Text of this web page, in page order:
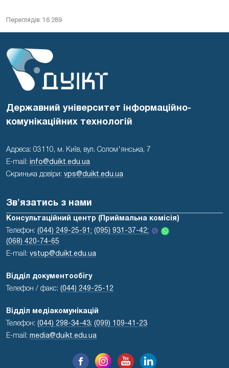
Переглядів: 16 289
Державний університет інформаційно-
комунікаційних технологій
Адреса: 03110, м. Київ, вул. Солом'янська, 7
E-mail:
info@duikt.edu.ua
Скринька довіри: vps@duikt.edu.ua
Зв'язатись з нами
Консультаційний центр (Приймальна комісія)
Телефон: (044) 249-25-91; (095) 931-37-42;
(068) 420-74-65
E-mail: vstup@duikt.edu.ua
Відділ документообігу
Телефон / факс: (044) 249-25-12
Відділ медіакомунікацій
Телефон: (044) 298-34-43; (099) 109-41-23
E-mail: media@duikt.edu.ua